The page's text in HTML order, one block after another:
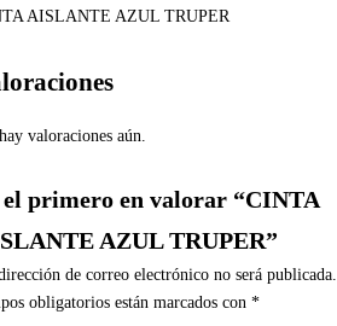
AISLANTE AZUL TRUPER
valoraciones aún.
el primero en valorar “CINTA
AZUL TRUPER”
de correo electrónico no será publicada.
obligatorios están marcados con *